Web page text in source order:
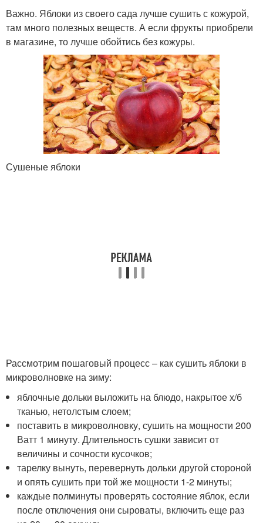
Важно. Яблоки из своего сада лучше сушить с кожурой,
там много полезных веществ. А если фрукты приобрели
в магазине, то лучше обойтись без кожуры.
Сушеные яблоки
Рассмотрим пошаговый процесс – как сушить яблоки в
микроволновке на зиму:
яблочные дольки выложить на блюдо, накрытое х/б
тканью, нетолстым слоем;
поставить в микроволновку, сушить на мощности 200
Ватт 1 минуту. Длительность сушки зависит от
величины и сочности кусочков;
тарелку вынуть, перевернуть дольки другой стороной
и опять сушить при той же мощности 1-2 минуты;
каждые полминуты проверять состояние яблок, если
после отключения они сыроваты, включить еще раз